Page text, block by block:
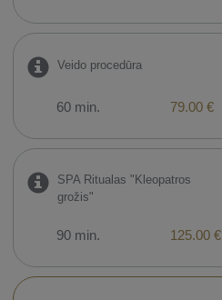
Veido procedūra
60 min. 79.00 €
SPA Ritualas "Kleopatros
grožis"
90 min. 125.00 €